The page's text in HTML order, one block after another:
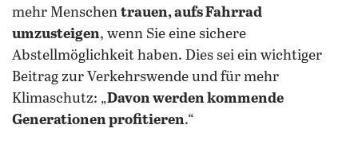
mehr Menschen trauen, aufs Fahrrad
umzusteigen, wenn Sie eine sichere
Abstellmöglichkeit haben. Dies sei ein wichtiger
Beitrag zur Verkehrswende und für mehr
Klimaschutz: „Davon werden kommende
Generationen profitieren.“